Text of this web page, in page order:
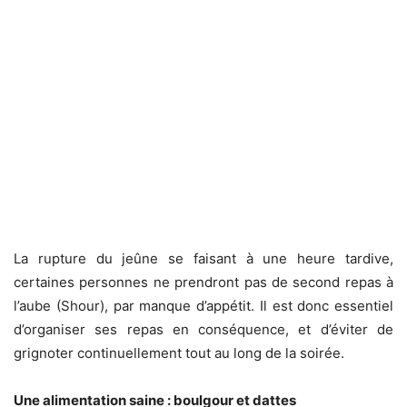
La rupture du jeûne se faisant à une heure tardive,
certaines personnes ne prendront pas de second repas à
l’aube (Shour), par manque d’appétit. Il est donc essentiel
d’organiser ses repas en conséquence, et d’éviter de
grignoter continuellement tout au long de la soirée.
Une alimentation saine : boulgour et dattes